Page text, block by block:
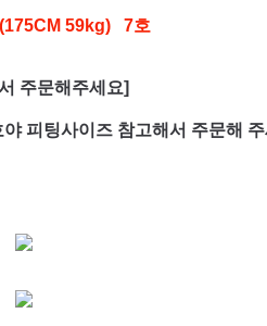
59kg) 7호
주문해주세요]
피팅사이즈 참고해서 주문해